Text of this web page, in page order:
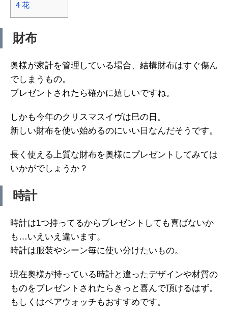
4 花
財布
奥様が家計を管理している場合、結構財布はすぐ傷ん
でしまうもの。
プレゼントされたら確かに嬉しいですね。
しかも今年のクリスマスイヴは巳の日。
新しい財布を使い始めるのにいい日なんだそうです。
長く使える上質な財布を奥様にプレゼントしてみては
いかがでしょうか？
時計
時計は1つ持ってるからプレゼントしても喜ばないか
も…いえいえ違います。
時計は服装やシーン毎に使い分けたいもの。
現在奥様が持っている時計と違ったデザインや材質の
ものをプレゼントされたらきっと喜んで頂けるはず。
もしくはペアウォッチもおすすめです。